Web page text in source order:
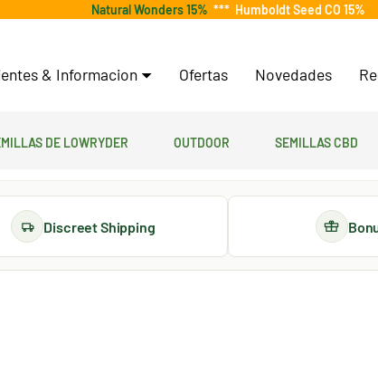
Natural Wonders 15% *** Humboldt Seed CO 15%
& Informacion Ofertas Novedades
de lowryder Outdoor Semillas CBD
Discreet Shipping